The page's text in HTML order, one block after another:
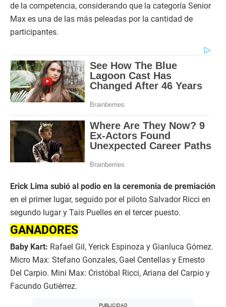
de la competencia, considerando que la categoría Senior
Max es una de las más peleadas por la cantidad de
participantes.
Erick Lima subió al podio en la ceremonia de premiación
en el primer lugar, seguido por el piloto Salvador Ricci en
segundo lugar y Tais Puelles en el tercer puesto.
GANADORES
Baby Kart: Rafael Gil, Yerick Espinoza y Gianluca Gómez.
Micro Max: Stefano Gonzales, Gael Centellas y Ernesto
Del Carpio. Mini Max: Cristóbal Ricci, Ariana del Carpio y
Facundo Gutiérrez.